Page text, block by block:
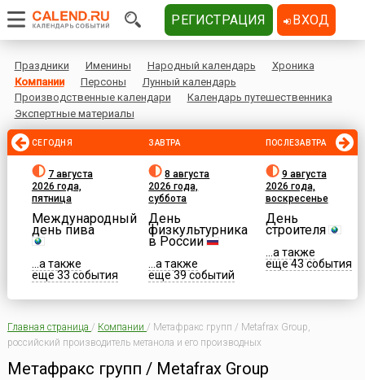
Праздники Именины Народный календарь
Хроника
Компании
Персоны
Лунный календарь
Производственные календари
Календарь путешественника
Экспертные материалы
СЕГОДНЯ
7 августа
2026 года,
пятница
Международный
день пива
...а также
еще 33 события
ЗАВТРА
8 августа
2026 года,
суббота
День
физкультурника
в России
...а также
еще 39 событий
ПОСЛЕЗАВТРА
9 августа
2026 года,
воскресенье
День
строителя
...а также
еще 43 события
Главная страница / Компании / Метафракс групп / Metafrax Group,
российский производитель метанола и его производных
Метафракс групп / Metafrax Group
РЕГИСТРАЦИЯ ВХОД